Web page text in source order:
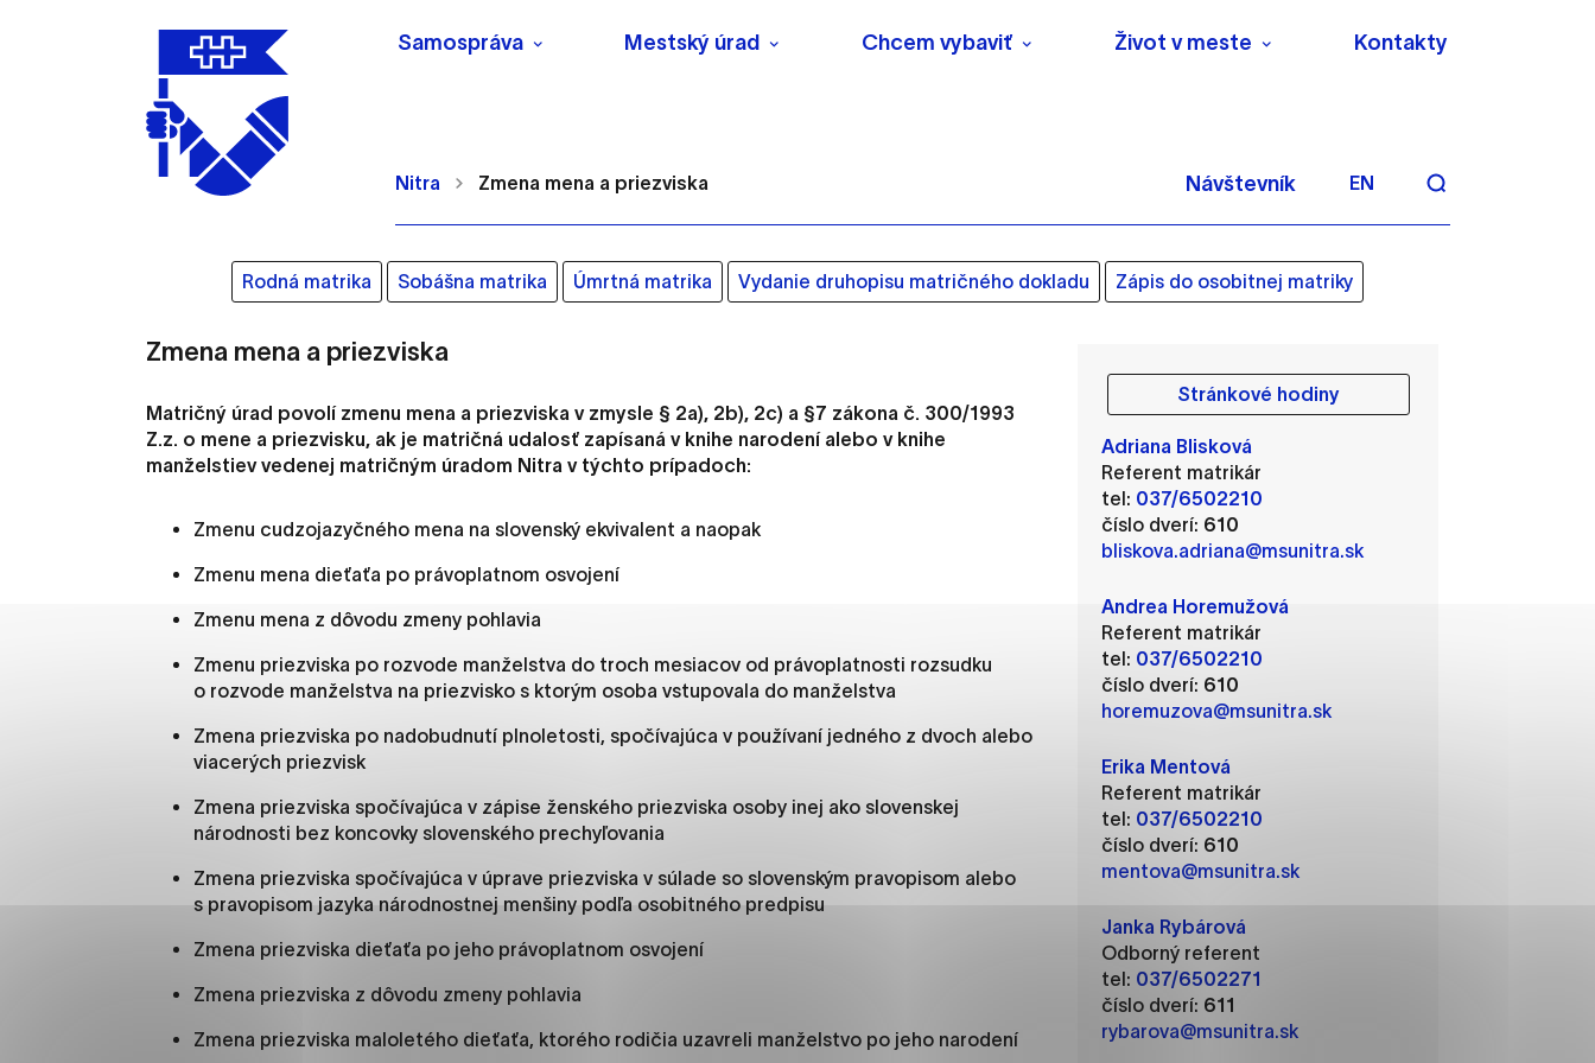
Samospráva Mestský úrad Chcem vybaviť Život v meste Kontakty
Nitra Zmena mena a priezviska Návštevník EN
Rodná matrika Sobášna matrika Úmrtná matrika Vydanie druhopisu matričného dokladu Zápis do osobitnej matriky
Zmena mena a priezviska
Matričný úrad povolí zmenu mena a priezviska v zmysle § 2a), 2b), 2c) a §7 zákona č. 300/1993
Z.z. o mene a priezvisku, ak je matričná udalosť zapísaná v knihe narodení alebo v knihe
manželstiev vedenej matričným úradom Nitra v týchto prípadoch:
Zmenu cudzojazyčného mena na slovenský ekvivalent a naopak
Zmenu mena dieťaťa po právoplatnom osvojení
Zmenu mena z dôvodu zmeny pohlavia
Zmenu priezviska po rozvode manželstva do troch mesiacov od právoplatnosti rozsudku
o rozvode manželstva na priezvisko s ktorým osoba vstupovala do manželstva
Zmena priezviska po nadobudnutí plnoletosti, spočívajúca v používaní jedného z dvoch alebo
viacerých priezvisk
Zmena priezviska spočívajúca v zápise ženského priezviska osoby inej ako slovenskej
národnosti bez koncovky slovenského prechyľovania
Zmena priezviska spočívajúca v úprave priezviska v súlade so slovenským pravopisom alebo
s pravopisom jazyka národnostnej menšiny podľa osobitného predpisu
Zmena priezviska dieťaťa po jeho právoplatnom osvojení
Zmena priezviska z dôvodu zmeny pohlavia
Zmena priezviska maloletého dieťaťa, ktorého rodičia uzavreli manželstvo po jeho narodení
Stránkové hodiny
Adriana Blisková
Referent matrikár
tel: 037/6502210
číslo dverí: 610
bliskova.adriana@msunitra.sk
Andrea Horemužová
Referent matrikár
tel: 037/6502210
číslo dverí: 610
horemuzova@msunitra.sk
Erika Mentová
Referent matrikár
tel: 037/6502210
číslo dverí: 610
mentova@msunitra.sk
Janka Rybárová
Odborný referent
tel: 037/6502271
číslo dverí: 611
rybarova@msunitra.sk
Nastavenie cookies
Cookies sú malé súbory, do ktorých webové stránky môžu ukladať informácie o vašej aktivite a preferenciách.
Používajú sa napríklad k tomu, aby si webový prehliadač zapamätoval Vaše prihlásenie alebo aby sa uložila
Vaša voľba v tomto okne.
Vyberte úroveň cookies, ktorú chcete povoliť
Technické súbory cookie sú pre prevádzku nevyhnutné a pomáhajú urobiť webové stránky uplatniteľnými tým,
že umožňujú základné funkcie, ako je navigácia na stránke a prístup k zabezpečeným oblastiam webovej
stránky. Bez týchto súborov cookie nemôže web správne fungovať.
Analytické cookies
Analytické cookies pomáhajú prevádzkovateľovi stránok pochopiť, ako návštevníci stránok stránku používajú,
aby mohol stránky optimalizovať a ponúknuť im lepšiu skúsenosť. Všetky dáta sa zbierajú anonymne a nie je